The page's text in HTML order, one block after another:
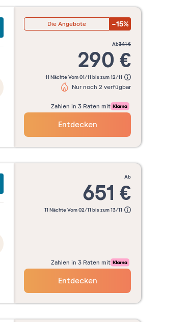
Die Angebote -15%
ab341€
290 €
11 Nächte Vom 01/11 bis zum 12/11
Nur noch 2 verfügbar
Zahlen in 3 Raten mit
Entdecken
ab
651 €
11 Nächte Vom 02/11 bis zum 13/11
Zahlen in 3 Raten mit
Entdecken